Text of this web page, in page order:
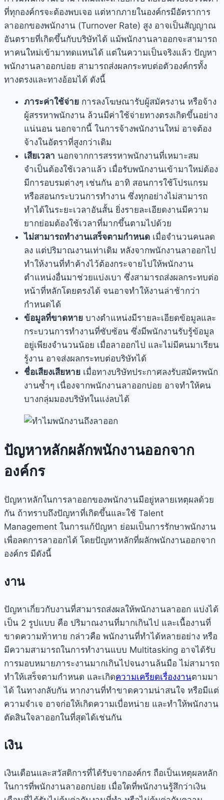
ที่ทุกองค์กรจะต้องพบเจอ แต่หากภายในองค์กรมีอัตราการ
ลาออกของพนักงาน (Turnover Rate) สูง อาจเป็นสัญญาณ
อันตรายที่เกิดขึ้นกับบริษัทได้ แม้พนักงานลาออกจะสามารถ
หาคนใหม่เข้ามาทดแทนได้ แต่ในความเป็นจริงแล้ว ปัญหา
พนักงานลาออกบ่อย สามารถส่งผลกระทบต่อตัวองค์กรทั้ง
ทางตรงและทางอ้อมได้ ดังนี้
ภาระค่าใช้จ่าย การลงโฆษณารับผู้สมัครงาน หรือจ้าง
ผู้สรรหาพนักงาน ล้วนมีค่าใช้จ่ายทางตรงเกิดขึ้นอย่าง
แน่นอน นอกจากนี้ ในการจ้างพนักงานใหม่ อาจต้อง
จ้างในอัตราที่สูงกว่าเดิม
เสียเวลา นอกจากการสรรหาพนักงานที่เหมาะสม
จำเป็นต้องใช้เวลาแล้ว เมื่อรับพนักงานเข้ามาใหม่ต้อง
มีการอบรมต่างๆ เช่นกัน อาทิ สอนการใช้โปรแกรม
หรือสอนกระบวนการทำงาน ซึ่งทุกอย่างไม่สามารถ
ทำได้ในระยะเวลาอันสั้น ยิ่งรายละเอียดงานมีความ
ยากย่อมต้องใช้เวลาที่มากขึ้นตามไปด้วย
ไม่สามารถทำงานเสร็จตามกำหนด เมื่อจำนวนคนลด
ลง แต่ปริมาณงานเท่าเดิม หลังจากพนักงานลาออกไป
ทำให้งานที่ทำค้างไว้ต้องกระจายไปให้พนักงาน
ตำแหน่งอื่นมาช่วยแบ่งเบา ซึ่งสามารถส่งผลกระทบต่อ
หน้าที่หลักโดยตรงได้ จนอาจทำให้งานล่าช้ากว่า
กำหนดได้
ข้อมูลที่ขาดหาย บางตำแหน่งมีรายละเอียดข้อมูลและ
กระบวนการทำงานที่ซับซ้อน ซึ่งมีพนักงานรับรู้ข้อมูล
อยู่เพียงจำนวนน้อย เมื่อลาออกไป และไม่มีคนมาเรียน
รู้งาน อาจส่งผลกระทบต่อบริษัทได้
ชื่อเสียงเสียหาย เมื่อทางบริษัทประกาศลงรับสมัครพนัก
งานซ้ำๆ เนื่องจากพนักงานลาออกบ่อย อาจทำให้คน
บางกลุ่มมองบริษัทในแง่ลบได้
ปัญหาหลักผลักพนักงานออกจาก
องค์กร
ปัญหาหลักในการลาออกของพนักงานมีอยู่หลายเหตุผลด้วย
กัน ถ้าทราบถึงปัญหาที่เกิดขึ้นและใช้ Talent
Management ในการแก้ปัญหา ย่อมเป็นการรักษาพนักงาน
เพื่อลดการลาออกได้ โดยปัญหาหลักที่ผลักพนักงานออกจาก
องค์กร มีดังนี้
งาน
ปัญหาเกี่ยวกับงานที่สามารถส่งผลให้พนักงานลาออก แบ่งได้
เป็น 2 รูปแบบ คือ ปริมาณงานที่มากเกินไป และเนื้องานที่
ขาดความท้าทาย กล่าวคือ พนักงานที่ทำได้หลายอย่าง หรือ
มีความสามารถในการทำงานแบบ Multitasking อาจได้รับ
การมอบหมายภาระงานมากเกินไปจนงานล้นมือ ไม่สามารถ
ทำให้เสร็จตามกำหนด และเกิดความเครียดเรื่องงานตามมา
ได้ ในทางกลับกัน หากงานที่ทำขาดความน่าสนใจ หรือมีแต่
ความจำเจ อาจก่อให้เกิดความเบื่อหน่าย และทำให้พนักงาน
ตัดสินใจลาออกในที่สุดได้เช่นกัน
เงิน
เงินเดือนและสวัสดิการที่ได้รับจากองค์กร ถือเป็นเหตุผลหลัก
ในการที่พนักงานลาออกบ่อย เมื่อใดที่พนักงานรู้สึกว่าเงิน